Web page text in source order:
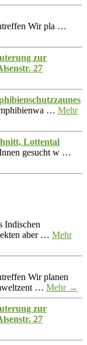
Wir pla …
zur
27
… Mehr
Lottental
gesucht w …
Indischen
aber … Mehr
Wir planen
… Mehr →
zur
27